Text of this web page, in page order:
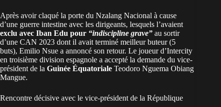
Après avoir claqué la porte du Nzalang Nacional à cause
d’une guerre intestine avec les dirigeants, lesquels l’avaient
exclu avec Iban Edu pour “indiscipline grave” au sortir
d’une CAN 2023 dont il avait terminé meilleur buteur (5
buts), Emilio Nsue a annoncé son retour. Le joueur d’Intercity
en troisième division espagnole a accepté la demande du vice-
président de la Guinée Équatoriale Teodoro Nguema Obiang
Mangue.
Rencontre décisive avec le vice-président de la République